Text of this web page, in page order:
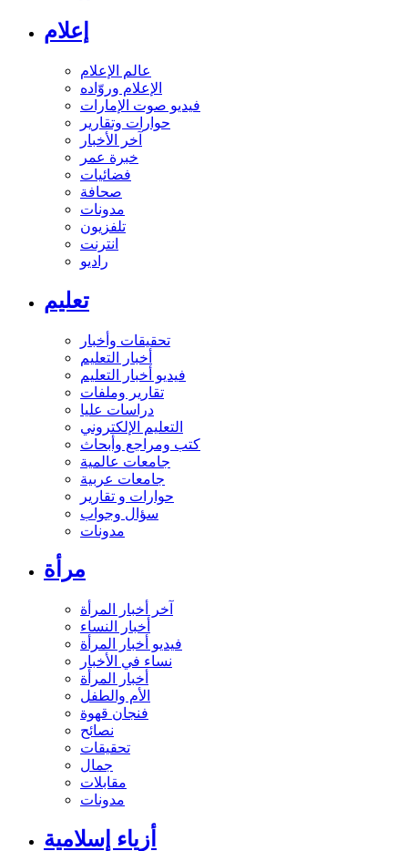
إعلام
عالم الإعلام
الإعلام وروّاده
فيديو صوت الإمارات
حوارات وتقارير
آخر الأخبار
خبرة عمر
فضائيات
صحافة
مدونات
تلفزيون
انترنت
راديو
تعليم
تحقيقات وأخبار
أخبار التعليم
فيديو أخبار التعليم
تقارير وملفات
دراسات عليا
التعليم الإلكتروني
كتب ومراجع وأبحاث
جامعات عالمية
جامعات عربية
حوارات و تقارير
سؤال وجواب
مدونات
مرأة
آخر أخبار المرأة
أخبار النساء
فيديو أخبار المرأة
نساء في الأخبار
أخبار المرأة
الأم والطفل
فنجان قهوة
نصائح
تحقيقات
جمال
مقابلات
مدونات
أزياء إسلامية